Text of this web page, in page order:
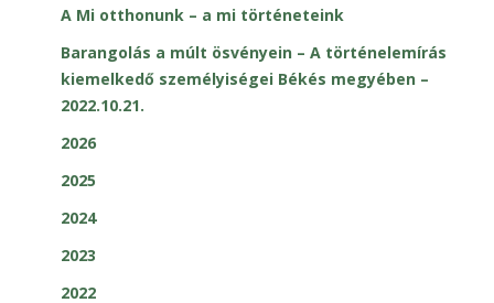
A Mi otthonunk – a mi történeteink
Barangolás a múlt ösvényein – A történelemírás
kiemelkedő személyiségei Békés megyében –
2022.10.21.
2026
2025
2024
2023
2022